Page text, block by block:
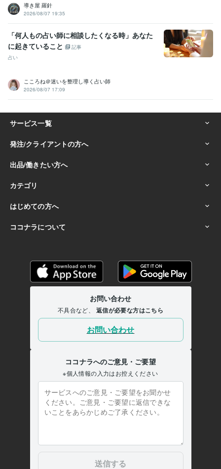
導き屋 羅針
2026/08/07 19:35
「何人もの占い師に相談したくなる時」あなた
に起きていること
記事
占い
こころね＠迷いを整理し導く占い師
2026/08/07 17:09